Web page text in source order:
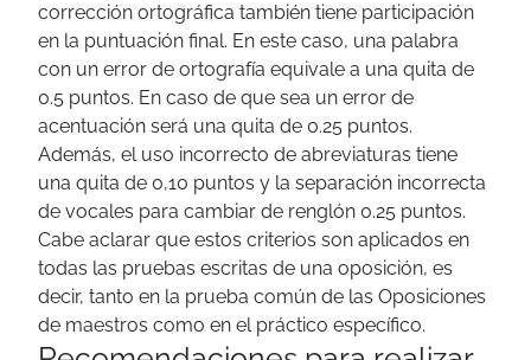
corrección ortográfica también tiene participación
en la puntuación final. En este caso, una palabra
con un error de ortografía equivale a una quita de
0.5 puntos. En caso de que sea un error de
acentuación será una quita de 0.25 puntos.
Además, el uso incorrecto de abreviaturas tiene
una quita de 0,10 puntos y la separación incorrecta
de vocales para cambiar de renglón 0.25 puntos.
Cabe aclarar que estos criterios son aplicados en
todas las pruebas escritas de una oposición, es
decir, tanto en la prueba común de las Oposiciones
de maestros como en el práctico específico.